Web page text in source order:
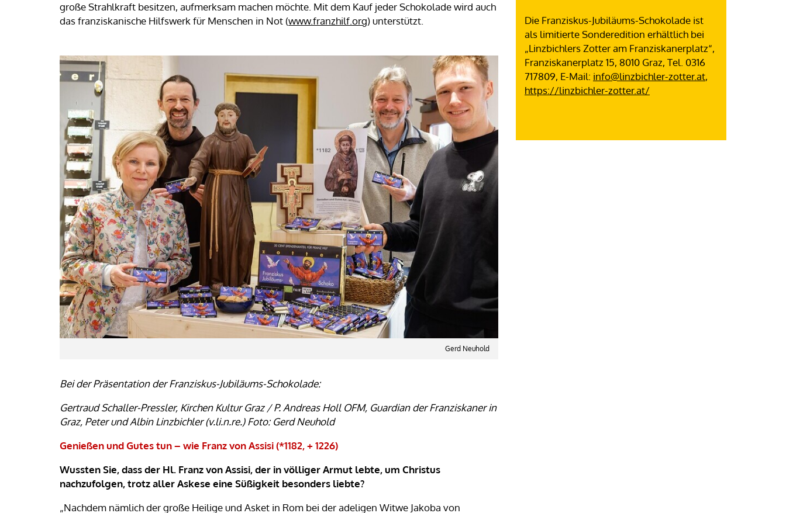
große Strahlkraft besitzen, aufmerksam machen möchte. Mit dem Kauf jeder Schokolade wird auch
das franziskanische Hilfswerk für Menschen in Not (www.franzhilf.org) unterstützt.
Gerd Neuhold
Bei der Präsentation der Franziskus-Jubiläums-Schokolade:
Gertraud Schaller-Pressler, Kirchen Kultur Graz / P. Andreas Holl OFM, Guardian der Franziskaner in
Graz, Peter und Albin Linzbichler (v.li.n.re.) Foto: Gerd Neuhold
Genießen und Gutes tun – wie Franz von Assisi (*1182, + 1226)
Wussten Sie, dass der Hl. Franz von Assisi, der in völliger Armut lebte, um Christus
nachzufolgen, trotz aller Askese eine Süßigkeit besonders liebte?
„Nachdem nämlich der große Heilige und Asket in Rom bei der adeligen Witwe Jakoba von
Die Franziskus-Jubiläums-Schokolade ist
als limitierte Sonderedition erhältlich bei
„Linzbichlers Zotter am Franziskanerplatz“,
Franziskanerplatz 15, 8010 Graz, Tel. 0316
717809, E-Mail: info@linzbichler-zotter.at,
https://linzbichler-zotter.at/